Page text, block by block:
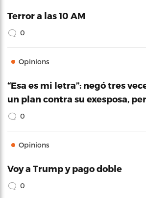
Terror a las 10 AM
0
Opinions
“Esa es mi letra”: negó tres
un plan contra su exesposa,
0
Opinions
Voy a Trump y pago doble
0